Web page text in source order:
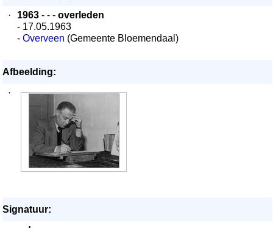
·
1963 - - - overleden
- 17.05.1963
- Overveen (Gemeente Bloemendaal)
Afbeelding:
·
Signatuur: